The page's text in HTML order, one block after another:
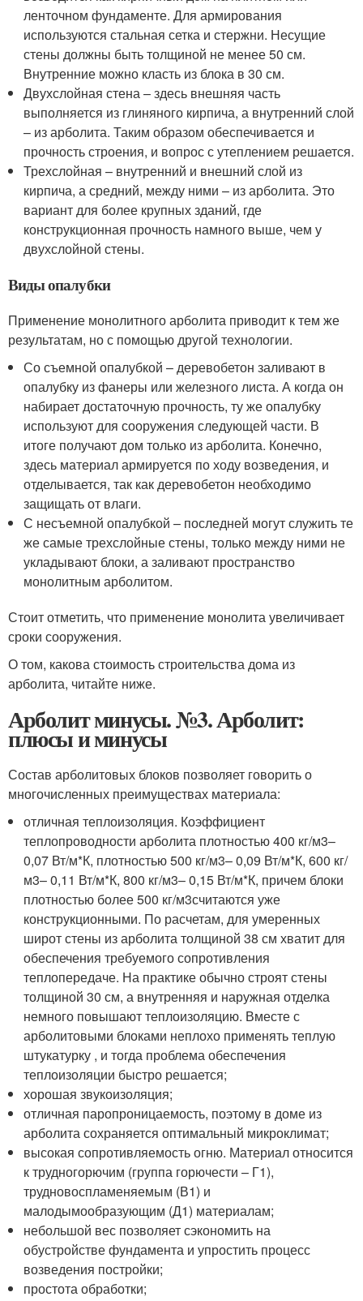
ленточном фундаменте. Для армирования
используются стальная сетка и стержни. Несущие
стены должны быть толщиной не менее 50 см.
Внутренние можно класть из блока в 30 см.
Двухслойная стена – здесь внешняя часть
выполняется из глиняного кирпича, а внутренний слой
– из арболита. Таким образом обеспечивается и
прочность строения, и вопрос с утеплением решается.
Трехслойная – внутренний и внешний слой из
кирпича, а средний, между ними – из арболита. Это
вариант для более крупных зданий, где
конструкционная прочность намного выше, чем у
двухслойной стены.
Виды опалубки
Применение монолитного арболита приводит к тем же
результатам, но с помощью другой технологии.
Со съемной опалубкой – деревобетон заливают в
опалубку из фанеры или железного листа. А когда он
набирает достаточную прочность, ту же опалубку
используют для сооружения следующей части. В
итоге получают дом только из арболита. Конечно,
здесь материал армируется по ходу возведения, и
отделывается, так как деревобетон необходимо
защищать от влаги.
С несъемной опалубкой – последней могут служить те
же самые трехслойные стены, только между ними не
укладывают блоки, а заливают пространство
монолитным арболитом.
Стоит отметить, что применение монолита увеличивает
сроки сооружения.
О том, какова стоимость строительства дома из
арболита, читайте ниже.
Арболит минусы. №3. Арболит:
плюсы и минусы
Состав арболитовых блоков позволяет говорить о
многочисленных преимуществах материала:
отличная теплоизоляция. Коэффициент
теплопроводности арболита плотностью 400 кг/м3–
0,07 Вт/м*К, плотностью 500 кг/м3– 0,09 Вт/м*К, 600 кг/
м3– 0,11 Вт/м*К, 800 кг/м3– 0,15 Вт/м*К, причем блоки
плотностью более 500 кг/м3считаются уже
конструкционными. По расчетам, для умеренных
широт стены из арболита толщиной 38 см хватит для
обеспечения требуемого сопротивления
теплопередаче. На практике обычно строят стены
толщиной 30 см, а внутренняя и наружная отделка
немного повышают теплоизоляцию. Вместе с
арболитовыми блоками неплохо применять теплую
штукатурку , и тогда проблема обеспечения
теплоизоляции быстро решается;
хорошая звукоизоляция;
отличная паропроницаемость, поэтому в доме из
арболита сохраняется оптимальный микроклимат;
высокая сопротивляемость огню. Материал относится
к трудногорючим (группа горючести – Г1),
трудновоспламеняемым (В1) и
малодымообразующим (Д1) материалам;
небольшой вес позволяет сэкономить на
обустройстве фундамента и упростить процесс
возведения постройки;
простота обработки;